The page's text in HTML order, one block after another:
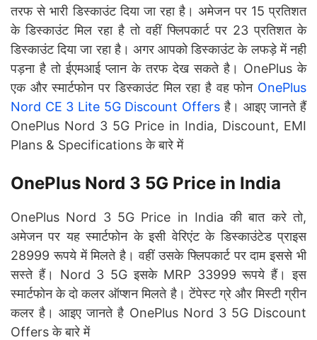
तरफ से भारी डिस्काउंट दिया जा रहा है। अमेजन पर 15 प्रतिशत
के डिस्काउंट मिल रहा है तो वहीं फ्लिपकार्ट पर 23 प्रतिशत के
डिस्काउंट दिया जा रहा है। अगर आपको डिस्काउंट के लफड़े में नही
पड़ना है तो ईएमआई प्लान के तरफ देख सकते है। OnePlus के
एक और स्मार्टफोन पर डिस्काउंट मिल रहा है वह फोन OnePlus
Nord CE 3 Lite 5G Discount Offers है। आइए जानते हैं
OnePlus Nord 3 5G Price in India, Discount, EMI
Plans & Specifications के बारे में
OnePlus Nord 3 5G Price in India
OnePlus Nord 3 5G Price in India की बात करे तो,
अमेजन पर यह स्मार्टफोन के इसी वेरिएंट के डिस्काउंटेड प्राइस
28999 रूपये में मिलते है। वहीं उसके फ्लिपकार्ट पर दाम इससे भी
सस्ते हैं। Nord 3 5G इसके MRP 33999 रूपये हैं। इस
स्मार्टफोन के दो कलर ऑप्शन मिलते है। टेंपेस्ट ग्रे और मिस्टी ग्रीन
कलर है। आइए जानते है OnePlus Nord 3 5G Discount
Offers के बारे में